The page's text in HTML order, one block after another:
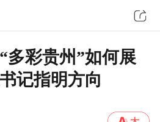
多彩贵州”如何展
记指明方向